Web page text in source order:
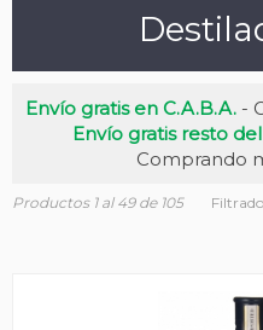
Envío gratis en C.A.B.A.-
Envío gratis resto
Comprando
Productos 1 al 49 de 105